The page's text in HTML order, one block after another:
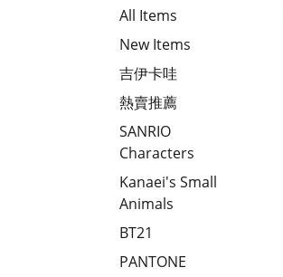
All Items
New Items
吉伊卡哇
熱賣推薦
SANRIO
Characters
Kanaei's Small
Animals
BT21
PANTONE